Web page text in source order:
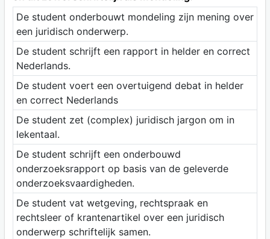
De student onderbouwt mondeling zijn mening over
een juridisch onderwerp.
De student schrijft een rapport in helder en correct
Nederlands.
De student voert een overtuigend debat in helder
en correct Nederlands
De student zet (complex) juridisch jargon om in
lekentaal.
De student schrijft een onderbouwd
onderzoeksrapport op basis van de geleverde
onderzoeksvaardigheden.
De student vat wetgeving, rechtspraak en
rechtsleer of krantenartikel over een juridisch
onderwerp schriftelijk samen.